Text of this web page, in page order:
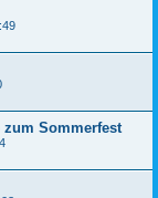
zum Sommerfest